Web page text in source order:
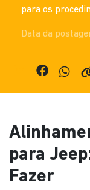
para os
Data da
para
Fazer